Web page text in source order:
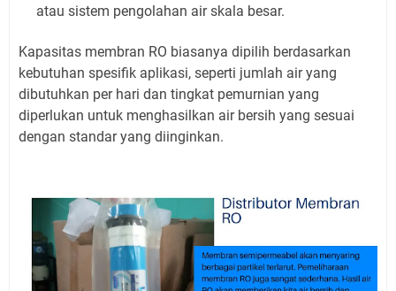
atau sistem pengolahan air skala besar.
Kapasitas membran RO biasanya dipilih berdasarkan
kebutuhan spesifik aplikasi, seperti jumlah air yang
dibutuhkan per hari dan tingkat pemurnian yang
diperlukan untuk menghasilkan air bersih yang sesuai
dengan standar yang diinginkan.